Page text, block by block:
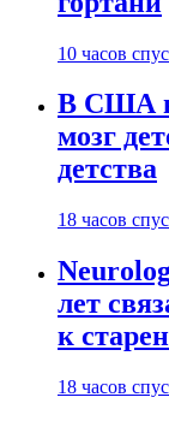
10 часов
В США
мозг
детства
18 часов
лет
к
18 часов